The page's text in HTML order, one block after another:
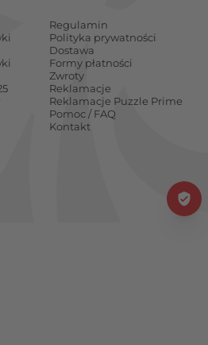
Regulamin
Polityka prywatności
Dostawa
Formy płatności
Zwroty
Reklamacje
Reklamacje Puzzle Prime
Pomoc / FAQ
Kontakt